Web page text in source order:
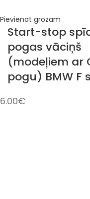
Pievienot grozam
Start-stop
pogas vāciņš
(modeļiem ar
pogu) BMW F
6.00€